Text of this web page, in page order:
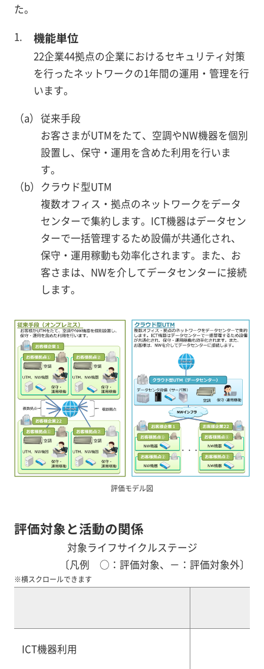
た。
機能単位
22企業44拠点の企業におけるセキュリティ対策
を行ったネットワークの1年間の運用・管理を行
います。
従来手段
お客さまがUTMをたて、空調やNW機器を個別
設置し、保守・運用を含めた利用を行いま
す。
クラウド型UTM
複数オフィス・拠点のネットワークをデータ
センターで集約します。ICT機器はデータセン
ターで一括管理するため設備が共通化され、
保守・運用稼動も効率化されます。また、お
客さまは、NWを介してデータセンターに接続
します。
評価モデル図
評価対象と活動の関係
対象ライフサイクルステージ
〔凡例 ○：評価対象、－：評価対象外〕
※横スクロールできます
ICT機器利用